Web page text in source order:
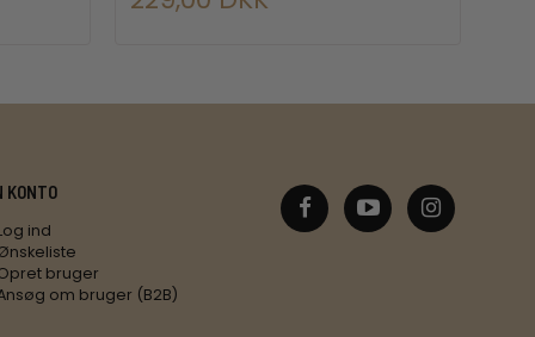
KONTO
ind
bruger
om bruger (B2B)